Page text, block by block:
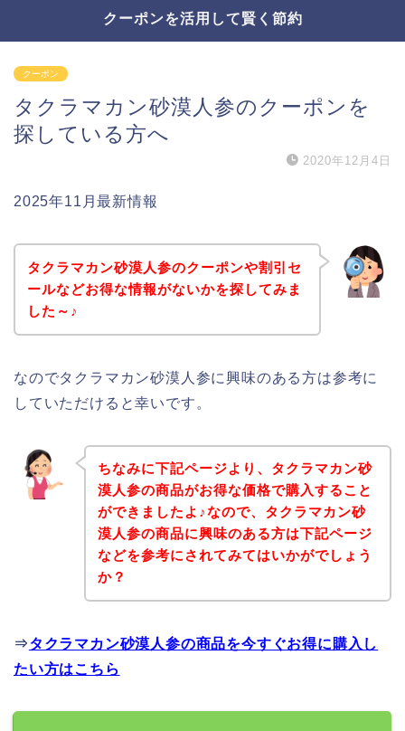
クーポンを活用して賢く節約
クーポン
タクラマカン砂漠人参のクーポンを
探している方へ
2020年12月4日
2025年11月最新情報
タクラマカン砂漠人参のクーポンや割引セ
ールなどお得な情報がないかを探してみま
した～♪
なのでタクラマカン砂漠人参に興味のある方は参考に
していただけると幸いです。
ちなみに下記ページより、タクラマカン砂
漠人参の商品がお得な価格で購入すること
ができましたよ♪なので、タクラマカン砂
漠人参の商品に興味のある方は下記ページ
などを参考にされてみてはいかがでしょう
か？
⇒タクラマカン砂漠人参の商品を今すぐお得に購入し
たい方はこちら